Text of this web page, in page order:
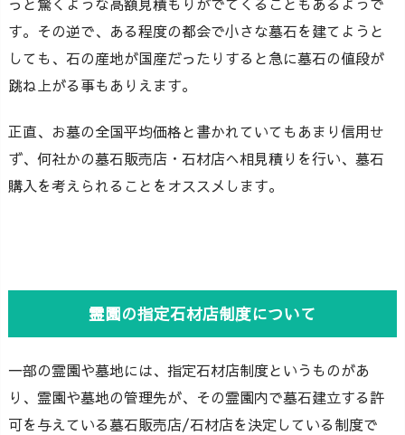
す。その逆で、ある程度の都会で小さな墓石を建てようと
しても、石の産地が国産だったりすると急に墓石の値段が
跳ね上がる事もありえます。
正直、お墓の全国平均価格と書かれていてもあまり信用せ
ず、何社かの墓石販売店・石材店へ相見積りを行い、墓石
購入を考えられることをオススメします。
霊園の指定石材店制度について
一部の霊園や墓地には、指定石材店制度というものがあ
り、霊園や墓地の管理先が、その霊園内で墓石建立する許
可を与えている墓石販売店/石材店を決定している制度で